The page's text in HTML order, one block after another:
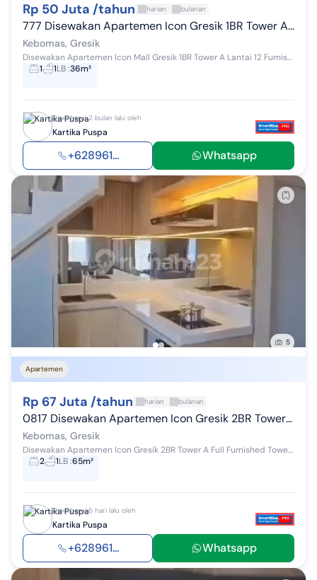
Rp 50 Juta /tahun harian bulanan
777 Disewakan Apartemen Icon Gresik 1BR Tower A Lt 12 Furnished
Kebomas, Gresik
Disewakan Apartemen Icon Mall Gresik 1BR Tower A Lantai 12 Furnished Tower A Tipe 1BR Lantai 12 Hadap Selatan View Kondisi Furnished: - Dipan de...
1
1LB:36m²
Diperbarui 2 bulan lalu oleh
Kartika Puspa
+628961... Whatsapp
5
Apartemen
Rp 67 Juta /tahun harian bulanan
0817 Disewakan Apartemen Icon Gresik 2BR Tower A Full Furnished
Kebomas, Gresik
Disewakan Apartemen Icon Gresik 2BR Tower A Full Furnished Tower A Tipe 2 BR View kota Kondisi Furnished: - Dipan dengan Springbed, bantal, gulin...
2
1LB:65m²
Diperbarui 6 hari lalu oleh
Kartika Puspa
+628961... Whatsapp